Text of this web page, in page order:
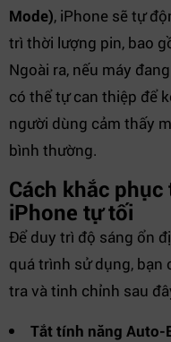
Mode), iPhone sẽ tự
trì thời lượng pin, bao
Ngoài ra, nếu máy
có thể tự can thiệp để
người dùng cảm thấy
bình thường.
Cách khắc
iPhone tự tối
Để duy trì độ sáng ổn
quá trình sử dụng, bạn
tra và tinh chỉnh sau
Tắt tính năng Auto-